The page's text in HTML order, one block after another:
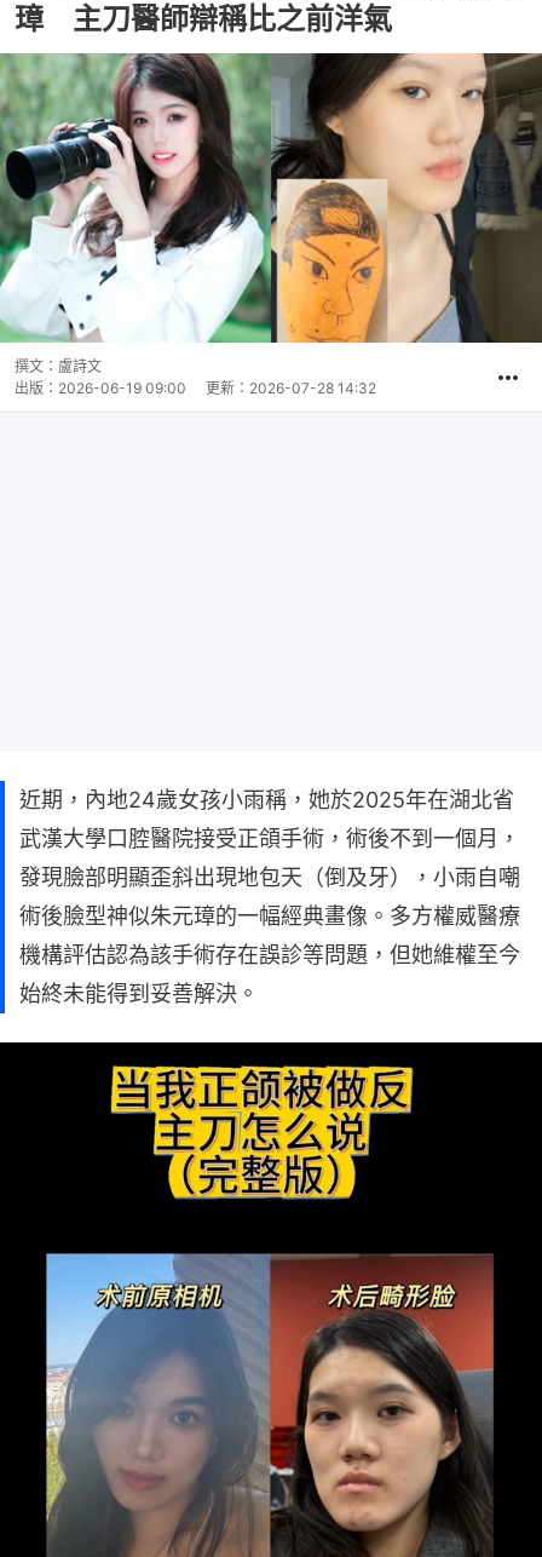
璋 主刀醫師辯稱比之前洋氣
撰文： 盧詩文
出版： 2026-06-19 09:00 更新： 2026-07-28 14:32
近期，內地24歲女孩小雨稱，她於2025年在湖北省
武漢大學口腔醫院接受正頜手術，術後不到一個月，
發現臉部明顯歪斜出現地包天（倒及牙），小雨自嘲
術後臉型神似朱元璋的一幅經典畫像。多方權威醫療
機構評估認為該手術存在誤診等問題，但她維權至今
始終未能得到妥善解決。